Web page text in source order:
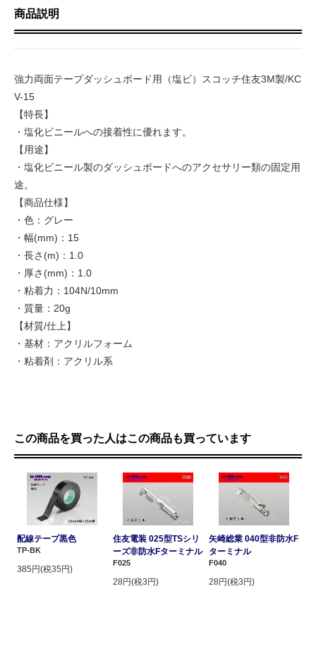
商品説明
強力両面テープダッシュボード用（塩ビ）スコッチ住友3M製/KC
V-15
【特長】
・塩化ビニールへの接着性に優れます。
【用途】
・塩化ビニール製のダッシュボードへのアクセサリー類の固定用
途。
【商品仕様】
・色：グレー
・幅(mm)：15
・長さ(m)：1.0
・厚さ(mm)：1.0
・粘着力：104N/10mm
・質量：20g
【材質/仕上】
・基材：アクリルフォーム
・粘着剤：アクリル系
この商品を買った人はこの商品も買っています
配線テープ黒色
TP-BK
385円(税35円)
住友電装 025型TSシリ
ーズ非防水Fターミナル
F025
28円(税3円)
矢崎総業 040型非防水F
ターミナル
F040
28円(税3円)